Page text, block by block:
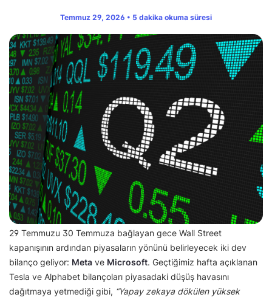
Temmuz 29, 2026 • 5 dakika okuma süresi
29 Temmuzu 30 Temmuza bağlayan gece Wall Street
kapanışının ardından piyasaların yönünü belirleyecek iki dev
bilanço geliyor: Meta ve Microsoft. Geçtiğimiz hafta açıklanan
Tesla ve Alphabet bilançoları piyasadaki düşüş havasını
dağıtmaya yetmediği gibi, “Yapay zekaya dökülen yüksek